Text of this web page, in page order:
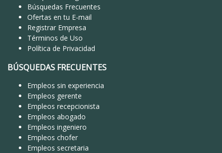
Búsquedas Frecuentes
Ofertas en tu E-mail
Registrar Empresa
Términos de Uso
Política de Privacidad
BÚSQUEDAS FRECUENTES
Empleos sin experiencia
Empleos gerente
Empleos recepcionista
Empleos abogado
Empleos ingeniero
Empleos chofer
Empleos secretaria